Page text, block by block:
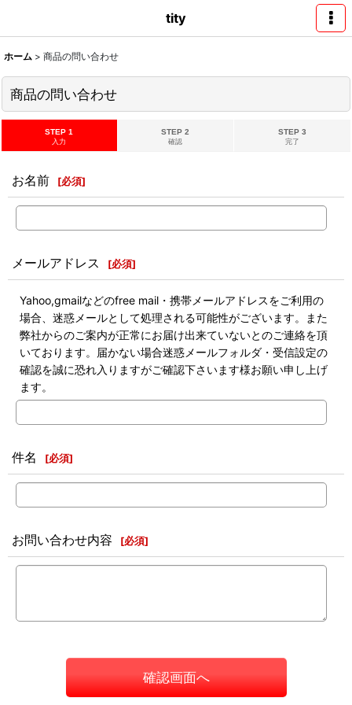
tity
ホーム > 商品の問い合わせ
商品の問い合わせ
STEP 1
入力
STEP 2
確認
STEP 3
完了
お名前 [必須]
メールアドレス [必須]
Yahoo,gmailなどのfree mail・携帯メールアドレスをご利用の
場合、迷惑メールとして処理される可能性がございます。また
弊社からのご案内が正常にお届け出来ていないとのご連絡を頂
いております。届かない場合迷惑メールフォルダ・受信設定の
確認を誠に恐れ入りますがご確認下さいます様お願い申し上げ
ます。
件名 [必須]
お問い合わせ内容 [必須]
確認画面へ